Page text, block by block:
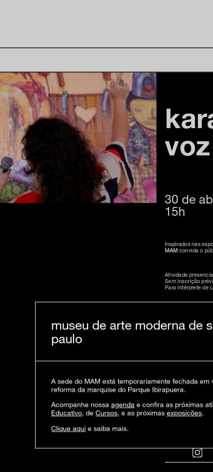
30 de
15h
Inspirados nas
MAM convida o
Atividade
Sem inscrição
Para intérprete de
museu de arte moderna de
paulo
A sede do MAM está temporariamente fechada em
reforma da marquise do Parque Ibirapuera.
Acompanhe nossa agenda e confira as próximas
Educativo, de Cursos, e as próximas exposições.
Clique aqui e saiba mais.